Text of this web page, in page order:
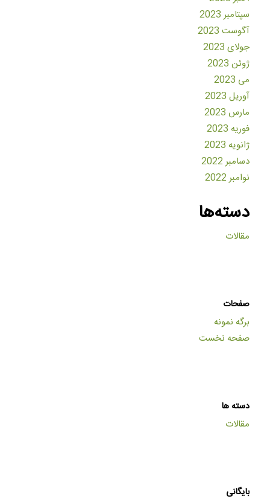
سپتامبر 2023
آگوست 2023
جولای 2023
ژوئن 2023
می 2023
آوریل 2023
مارس 2023
فوریه 2023
ژانویه 2023
دسامبر 2022
نوامبر 2022
دسته‌ها
مقالات
صفحات
برگه نمونه
صفحه نخست
دسته ها
مقالات
بایگانی